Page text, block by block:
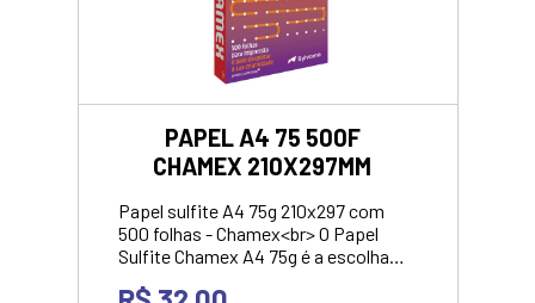
PAPEL A4 75 500F
CHAMEX 210X297MM
Papel sulfite A4 75g 210x297 com
500 folhas - Chamex<br> O Papel
Sulfite Chamex A4 75g é a escolha